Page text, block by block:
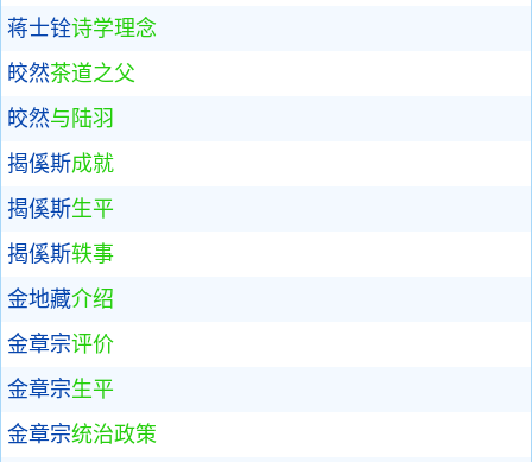
蒋士铨诗学理念
皎然茶道之父
皎然与陆羽
揭傒斯成就
揭傒斯生平
揭傒斯轶事
金地藏介绍
金章宗评价
金章宗生平
金章宗统治政策